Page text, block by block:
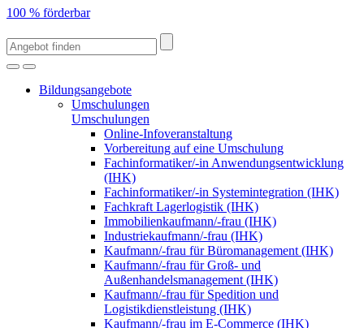
100 % förderbar
Bildungsangebote
Umschulungen
Umschulungen
Online-Infoveranstaltung
Vorbereitung auf eine Umschulung
Fachinformatiker/-in Anwendungsentwicklung
(IHK)
Fachinformatiker/-in Systemintegration (IHK)
Fachkraft Lagerlogistik (IHK)
Immobilienkaufmann/-frau (IHK)
Industriekaufmann/-frau (IHK)
Kaufmann/-frau für Büromanagement (IHK)
Kaufmann/-frau für Groß- und
Außenhandelsmanagement (IHK)
Kaufmann/-frau für Spedition und
Logistikdienstleistung (IHK)
Kaufmann/-frau im E-Commerce (IHK)